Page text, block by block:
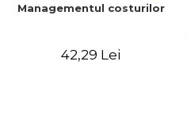
Managementul costurilor
42,29 Lei